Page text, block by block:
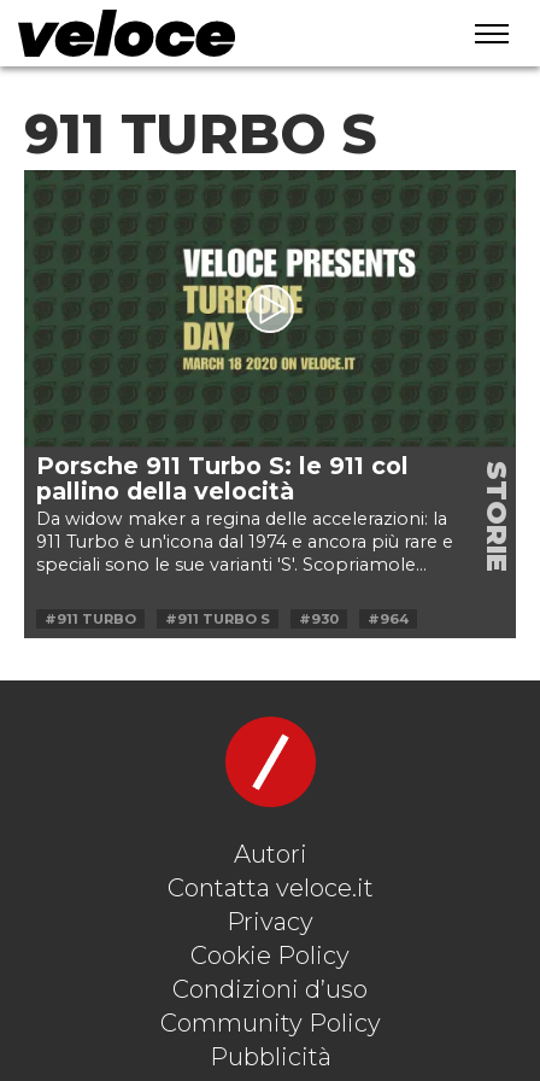
911 TURBO S
Porsche 911 Turbo S: le 911 col
pallino della velocità
Da widow maker a regina delle accelerazioni: la
911 Turbo è un'icona dal 1974 e ancora più rare e
speciali sono le sue varianti 'S'. Scopriamole...
STORIE
#911 TURBO #911 TURBO S #930
#964
#991
#993 #996 #997
#FLACHBAU
Autori
Contatta veloce.it
Privacy
Cookie Policy
Condizioni d’uso
Community Policy
Pubblicità